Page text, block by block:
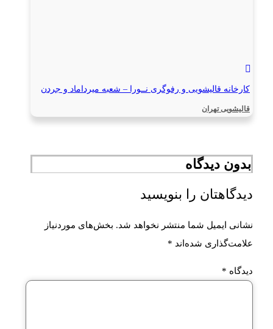
کارخانه قالیشویی و رفوگری نــورا – شعبه میرداماد و جردن
قالیشویی تهران
بدون دیدگاه
دیدگاهتان را بنویسید
نشانی ایمیل شما منتشر نخواهد شد. بخش‌های موردنیاز
علامت‌گذاری شده‌اند *
دیدگاه *